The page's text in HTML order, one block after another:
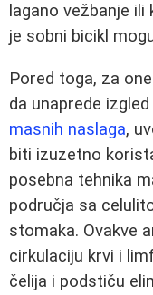
lagano vežbanje
je sobni bicikl
Pored toga, za
da unaprede
masnih naslaga,
biti izuzetno
posebna tehnika
područja sa
stomaka. Ovakve
cirkulaciju krvi i
čelija i podstiču